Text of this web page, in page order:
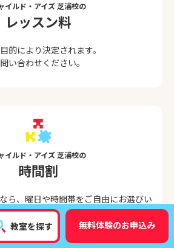
教室を探す 無料体験のお申込み
イルド・アイズ 芝浦校の
レッスン料
的により決定されます。
い合わせください。
イルド・アイズ 芝浦校の
時間割
ら、曜日や時間帯をご自由にお選びい
い事と両立したい」「受験対策に集中
まや保護者の方のご都合・ご要望にあ
できるのが特長です。ご不明な点がご